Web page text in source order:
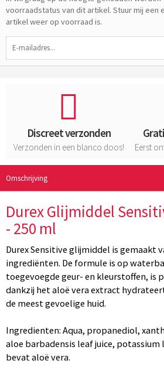
voorraadstatus van dit artikel. Stuur mij een
artikel weer op voorraad is.
Discreet verzonden
Verzonden in een blanco doos! Eerst
Omschrijving
Durex Glijmiddel
- 250 ml
Durex Sensitive glijmiddel is gemaakt
ingrediënten. De formule is op
toegevoegde geur- en kleurstoffen, is
dankzij het aloë vera extract
de meest gevoelige huid.
Ingredienten: Aqua, propanediol,
aloe barbadensis leaf juice, potassium
bevat aloë vera.